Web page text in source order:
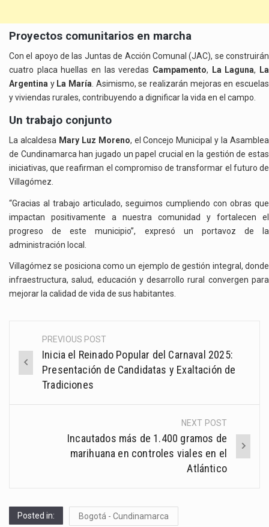
Proyectos comunitarios en marcha
Con el apoyo de las Juntas de Acción Comunal (JAC), se construirán
cuatro placa huellas en las veredas Campamento, La Laguna,
La
Argentina y La María . Asimismo, se realizarán mejoras en escuelas
y viviendas rurales, contribuyendo a dignificar la vida en el campo.
Un trabajo conjunto
La alcaldesa Mary Luz Moreno, el Concejo Municipal y la Asamblea
de Cundinamarca han jugado un papel crucial en la gestión de estas
iniciativas, que reafirman el compromiso de transformar el futuro de
Villagómez.
“Gracias al trabajo articulado, seguimos cumpliendo con obras que
impactan positivamente a nuestra comunidad y fortalecen el
progreso de este municipio”, expresó un portavoz de la
administración local.
Villagómez se posiciona como un ejemplo de gestión integral, donde
infraestructura, salud, educación y desarrollo rural convergen para
mejorar la calidad de vida de sus habitantes.
Post
navigation
PREVIOUS POST
Inicia el Reinado Popular del Carnaval 2025:
Presentación de Candidatas y Exaltación de
Tradiciones
NEXT POST
Incautados más de 1.400 gramos de
marihuana en controles viales en el
Atlántico
Posted in: Bogotá - Cundinamarca